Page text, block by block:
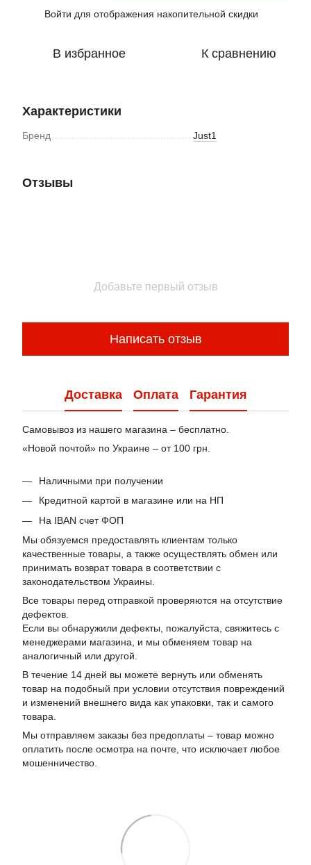
Войти для отображения накопительной скидки
В избранное К сравнению
Характеристики
Бренд Just1
Отзывы
Добавьте первый отзыв
Написать отзыв
Доставка Оплата Гарантия
Самовывоз из нашего магазина – бесплатно.
«Новой почтой» по Украине – от 100 грн.
Наличными при получении
Кредитной картой в магазине или на НП
На IBAN счет ФОП
Мы обязуемся предоставлять клиентам только
качественные товары, а также осуществлять обмен или
принимать возврат товара в соответствии с
законодательством Украины.
Все товары перед отправкой проверяются на отсутствие
дефектов.
Если вы обнаружили дефекты, пожалуйста, свяжитесь с
менеджерами магазина, и мы обменяем товар на
аналогичный или другой.
В течение 14 дней вы можете вернуть или обменять
товар на подобный при условии отсутствия повреждений
и изменений внешнего вида как упаковки, так и самого
товара.
Мы отправляем заказы без предоплаты – товар можно
оплатить после осмотра на почте, что исключает любое
мошенничество.